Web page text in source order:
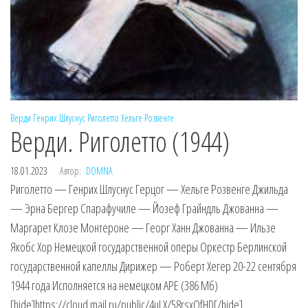
Верди Генрих Шлуснус Риголетто Хельге Розвенге
Верди. Риголетто (1944)
18.01.2023 Автор: DOMNA
Риголетто — Генрих Шлуснус Герцог — Хельге Розвенге Джильда
— Эрна Бергер Спарафучиле — Йозеф Грайндль Джованна —
Маргарет Клозе Монтероне — Георг Ханн Джованна — Ильзе
Якобс Хор Немецкой государственной оперы Оркестр Берлинской
государственной капеллы Дирижер — Роберт Хегер 20-22 сентября
1944 года Исполняется на немецком APE (386 Мб)
[hide]https://cloud.mail.ru/public/4uLX/58rsxQfHD[/hide]